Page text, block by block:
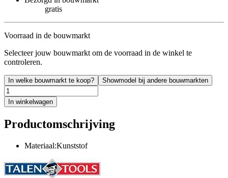
gratis
Voorraad in de bouwmarkt
Selecteer jouw bouwmarkt om de voorraad in de winkel te
controleren.
In welke bouwmarkt te koop? Showmodel bij andere bouwmarkten
In winkelwagen
Productomschrijving
Materiaal:Kunststof